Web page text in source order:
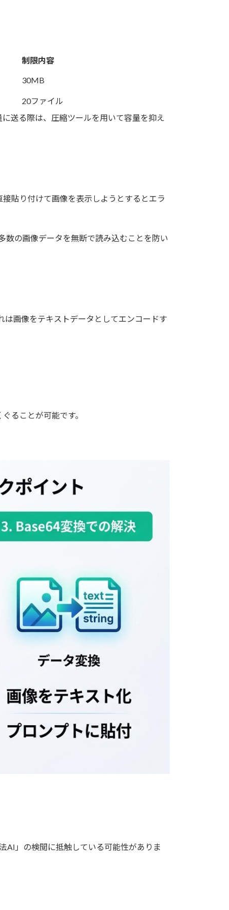
制限内容
30MB
20ファイル
送る際は、圧縮ツールを用いて容量を抑え
貼り付けて画像を表示しようとするとエラ
数の画像データを無断で読み込むことを防い
は画像をテキストデータとしてエンコードす
ることが可能です。
AI」の検閲に抵触している可能性がありま